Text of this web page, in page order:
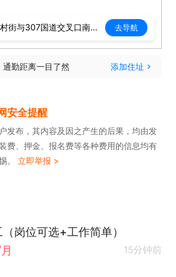
沧州市献县新村街与307国道交叉口南侧144米 去导航
勤距离一目了然 添加住址
安全提醒
发布，其内容及因之产生的后果，均由发
费、押金、报名费等各种费用的信息均有
。 立即举报 >
岗位可选+工作简单）
15分钟前